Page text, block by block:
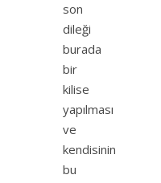
son
dileği
burada
bir
kilise
yapılması
ve
kendisinin
bu